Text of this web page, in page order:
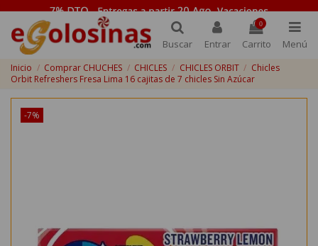
Buscar Entrar
0
Carrito Menú
Inicio Comprar CHUCHES CHICLES CHICLES ORBIT
Chicles
Orbit Refreshers Fresa Lima 16 cajitas de 7 chicles Sin Azúcar
-7%